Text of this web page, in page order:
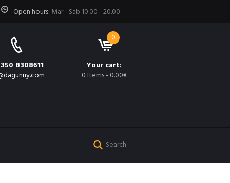
Open hours: Mar - Sab 10.00 - 20.00
8308611
0
Your cart:
0 Items- 0.00€